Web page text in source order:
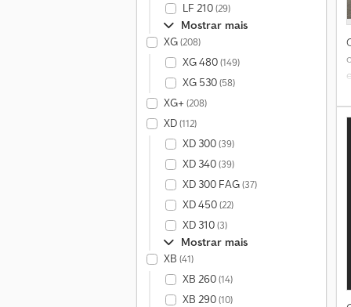
LF 210(29)
Mostrar mais
XG(208)
XG 480(149)
XG 530(58)
XG+(208)
XD(112)
XD 300(39)
XD 340(39)
XD 300 FAG(37)
XD 450(22)
XD 310(3)
Mostrar mais
XB (41)
XB 260(14)
XB 290(10)